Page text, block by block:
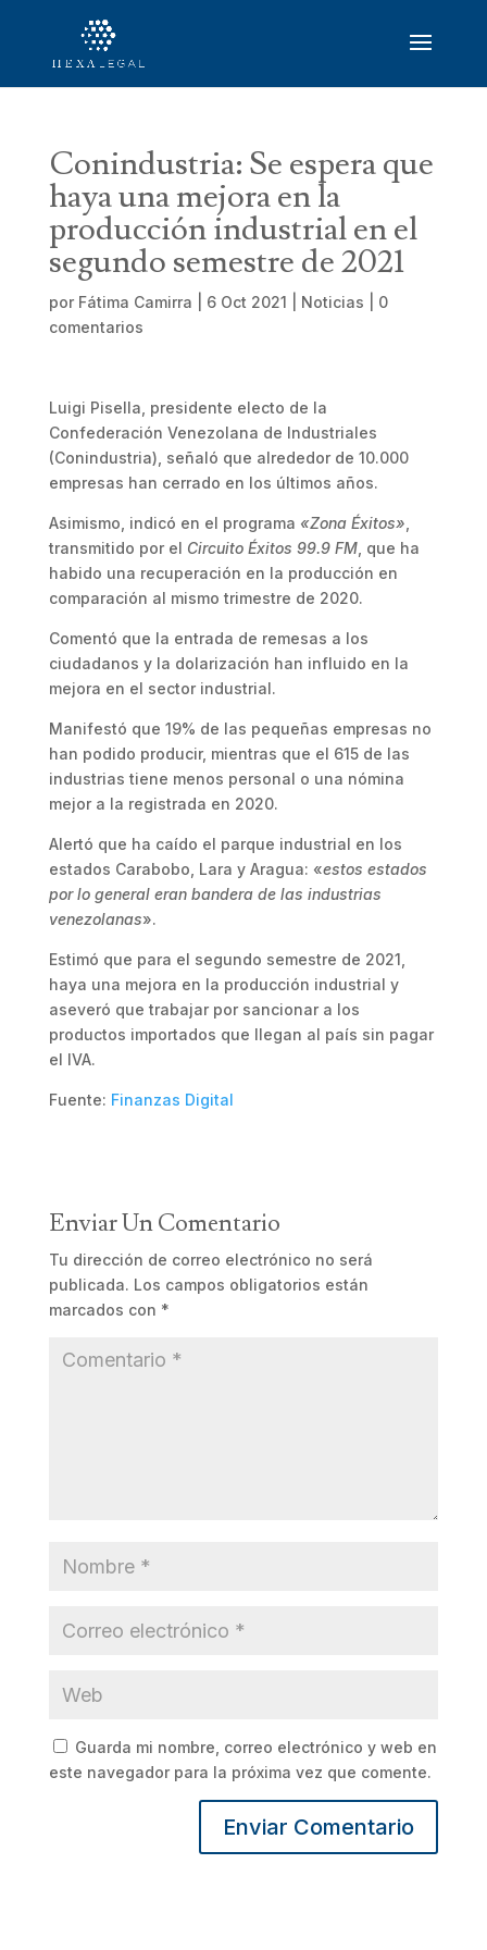
Conindustria: Se espera que
haya una mejora en la
producción industrial en el
segundo semestre de 2021
por Fátima Camirra 6 Oct 2021 Noticias
0
comentarios
Luigi Pisella, presidente electo de la
Confederación Venezolana de Industriales
(Conindustria), señaló que alrededor de 10.000
empresas han cerrado en los últimos años.
Asimismo, indicó en el programa «Zona Éxitos»
transmitido por el Circuito Éxitos 99.9 FM, que ha
habido una recuperación en la producción en
comparación al mismo trimestre de 2020.
Comentó que la entrada de remesas a los
ciudadanos y la dolarización han influido en la
mejora en el sector industrial.
Manifestó que 19% de las pequeñas empresas no
han podido producir, mientras que el 615 de las
industrias tiene menos personal o una nómina
mejor a la registrada en 2020.
Alertó que ha caído el parque industrial en los
estados Carabobo, Lara y Aragua: «estos estados
por lo general eran bandera de las industrias
venezolanas».
Estimó que para el segundo semestre de 2021,
haya una mejora en la producción industrial y
aseveró que trabajar por sancionar a los
productos importados que llegan al país sin pagar
el IVA.
Fuente: Finanzas Digital
Enviar Un Comentario
Tu dirección de correo electrónico no será
publicada. Los campos obligatorios están
marcados con *
Guarda mi nombre, correo electrónico y web en
este navegador para la próxima vez que comente.